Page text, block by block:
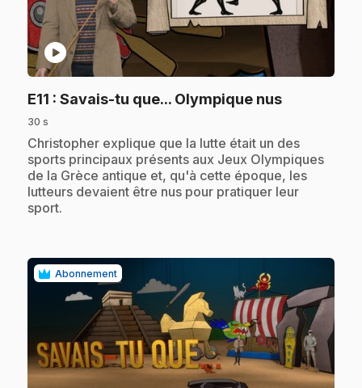
play_circle
E11 : Savais-tu que... Olympique nus.
30 s
.Christopher explique que la lutte était un des
sports principaux présents aux Jeux Olympiques
de la Grèce antique et, qu'à cette époque, les
lutteurs devaient être nus pour pratiquer leur
sport.
Abonnement